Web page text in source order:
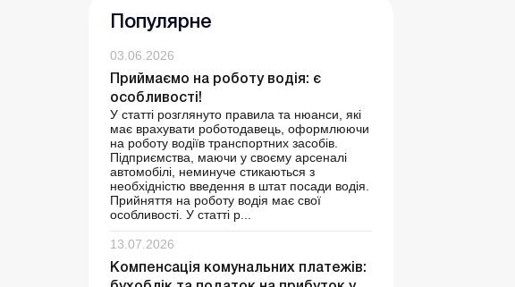
Популярне
03.06.2026
Приймаємо на роботу водія: є
особливості!
У статті розглянуто правила та нюанси, які
має врахувати роботодавець, оформлюючи
на роботу водіїв транспортних засобів.
Підприємства, маючи у своєму арсеналі
автомобілі, неминуче стикаються з
необхідністю введення в штат посади водія.
Прийняття на роботу водія має свої
особливості. У статті р...
13.07.2026
Компенсація комунальних платежів: